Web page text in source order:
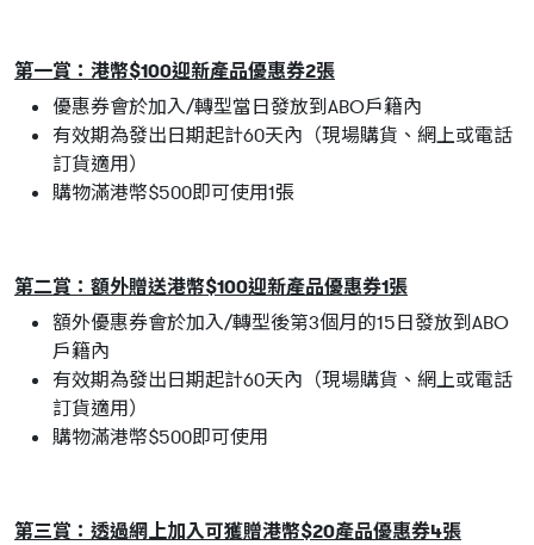
第一賞：港幣$100迎新產品優惠券2張
優惠券會於加入/轉型當日發放到ABO戶籍內
有效期為發出日期起計60天內（現場購貨、網上或電話
訂貨適用）
購物滿港幣$500即可使用1張
第二賞：額外贈送港幣$100迎新產品優惠券1張
額外優惠券會於加入/轉型後第3個月的15日發放到ABO
戶籍內
有效期為發出日期起計60天內（現場購貨、網上或電話
訂貨適用）
購物滿港幣$500即可使用
第三賞：透過網上加入可獲贈港幣$20產品優惠券4張